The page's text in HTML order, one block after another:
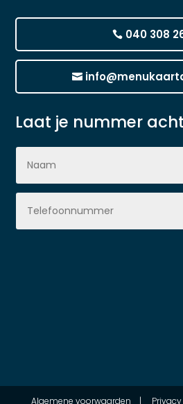
040 308
Laat je nummer
Algemene voorwaarden |